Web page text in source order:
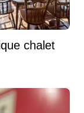
chalet